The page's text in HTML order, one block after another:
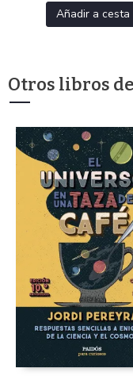
Añadir a cesta
Otros libros